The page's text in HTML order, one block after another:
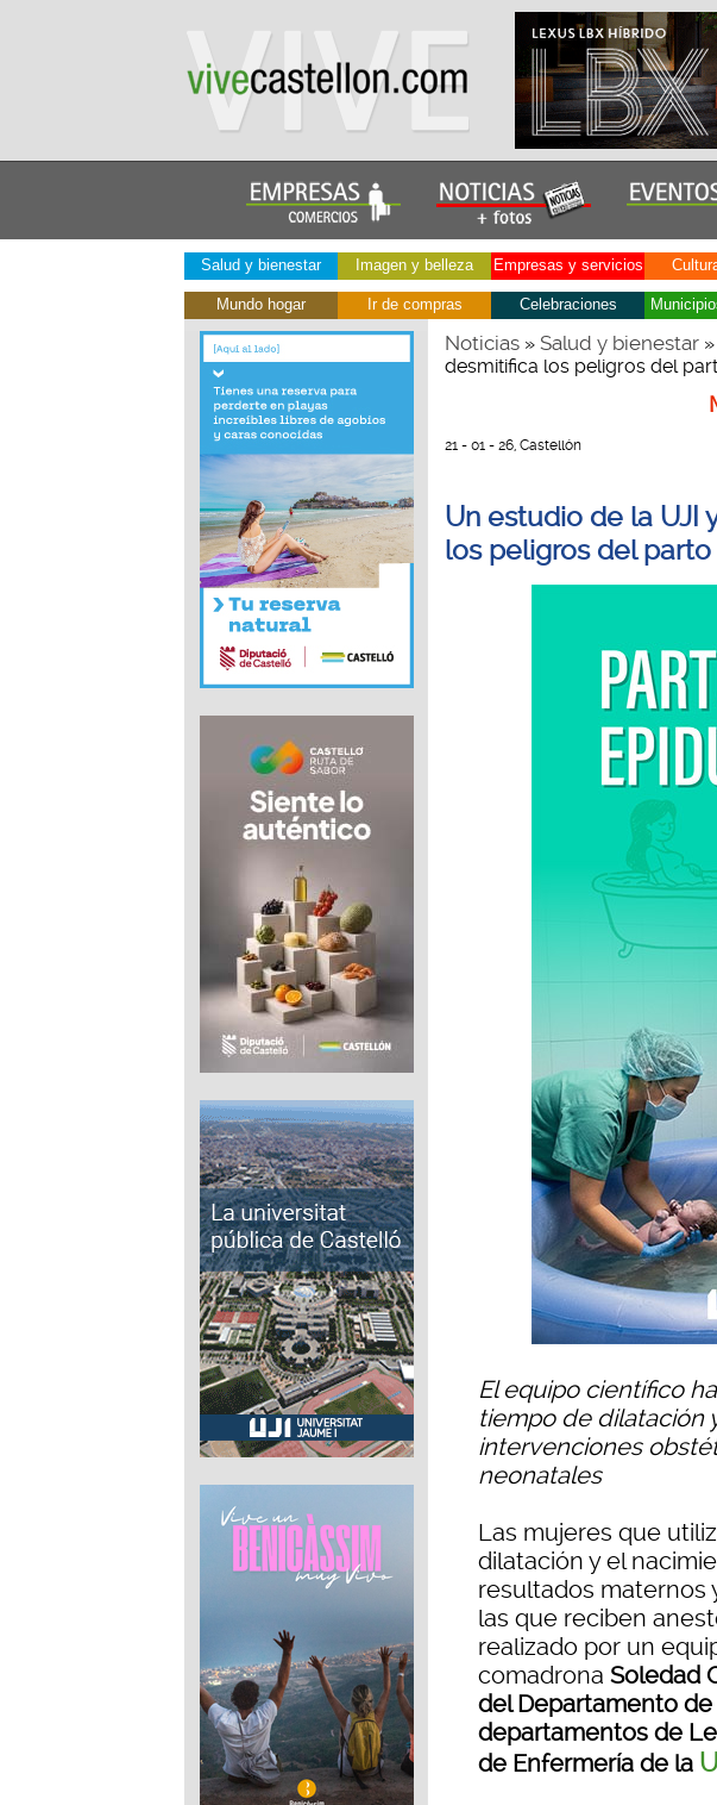
Salud y bienestar Imagen y belleza Empresas y servicios
Mundo hogar Ir de compras Celebraciones
Noticias» Salud y bienestar»
desmitifica los peligros del
21 - 01 - 26, Castellón
Un estudio de la UJI
los peligros del
El equipo científico
tiempo de dilatación
intervenciones
neonatales
Las mujeres que
dilatación y el
resultados maternos
las que reciben
realizado por un
comadrona Soledad
del Departamento de
departamentos de
de Enfermería de la